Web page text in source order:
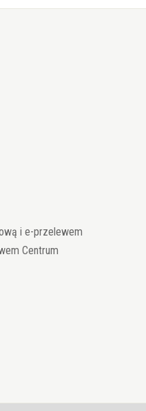
i e-przelewem
Centrum